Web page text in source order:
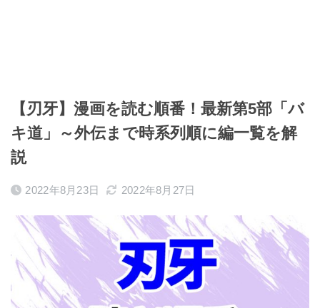
【刃牙】漫画を読む順番！最新第5部「バ
キ道」～外伝まで時系列順に編一覧を解
説
2022年8月23日 2022年8月27日